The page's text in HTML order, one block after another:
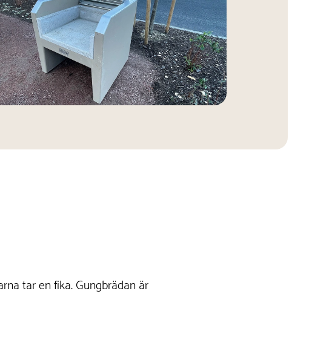
tar en fika. Gungbrädan är